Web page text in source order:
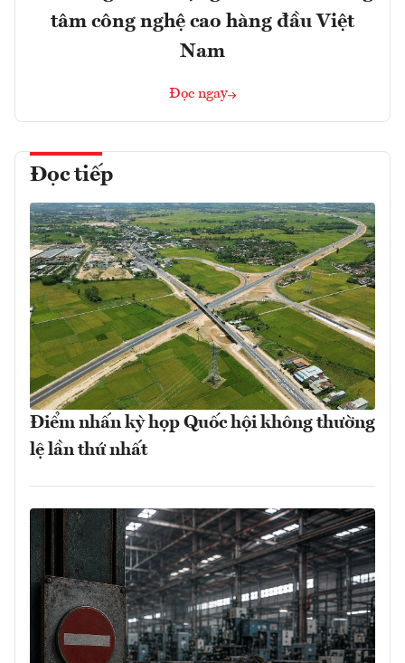
tâm công nghệ cao hàng đầu Việt
Nam
Đọc ngay
Đọc tiếp
Điểm nhấn kỳ họp Quốc hội không thường
lệ lần thứ nhất